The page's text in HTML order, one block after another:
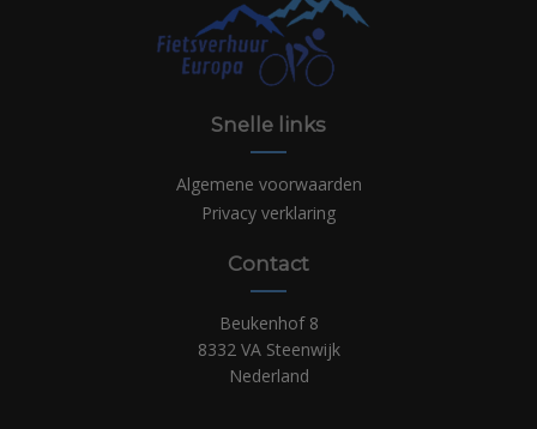
Snelle links
Algemene voorwaarden
Privacy verklaring
Contact
Beukenhof 8
8332 VA Steenwijk
Nederland